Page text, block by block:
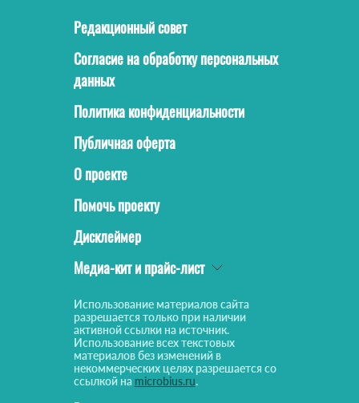
Редакционный совет
Согласие на обработку персональных
данных
Политика конфиденциальности
Публичная оферта
О проекте
Помочь проекту
Дисклеймер
Медиа-кит и прайс-лист
Использование материалов сайта
разрешается только при наличии
активной ссылки на источник.
Использование всех текстовых
материалов без изменений в
некоммерческих целях разрешается со
ссылкой на microbius.ru.